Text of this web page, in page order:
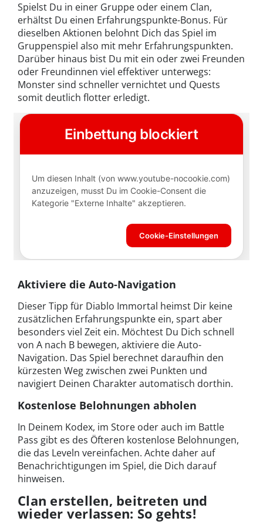
Spielst Du in einer Gruppe oder einem Clan,
erhältst Du einen Erfahrungspunkte-Bonus. Für
dieselben Aktionen belohnt Dich das Spiel im
Gruppenspiel also mit mehr Erfahrungspunkten.
Darüber hinaus bist Du mit ein oder zwei Freunden
oder Freundinnen viel effektiver unterwegs:
Monster sind schneller vernichtet und Quests
somit deutlich flotter erledigt.
Aktiviere die Auto-Navigation
Dieser Tipp für Diablo Immortal heimst Dir keine
zusätzlichen Erfahrungspunkte ein, spart aber
besonders viel Zeit ein. Möchtest Du Dich schnell
von A nach B bewegen, aktiviere die Auto-
Navigation. Das Spiel berechnet daraufhin den
kürzesten Weg zwischen zwei Punkten und
navigiert Deinen Charakter automatisch dorthin.
Kostenlose Belohnungen abholen
In Deinem Kodex, im Store oder auch im Battle
Pass gibt es des Öfteren kostenlose Belohnungen,
die das Leveln vereinfachen. Achte daher auf
Benachrichtigungen im Spiel, die Dich darauf
hinweisen.
Clan erstellen, beitreten und
wieder verlassen: So gehts!